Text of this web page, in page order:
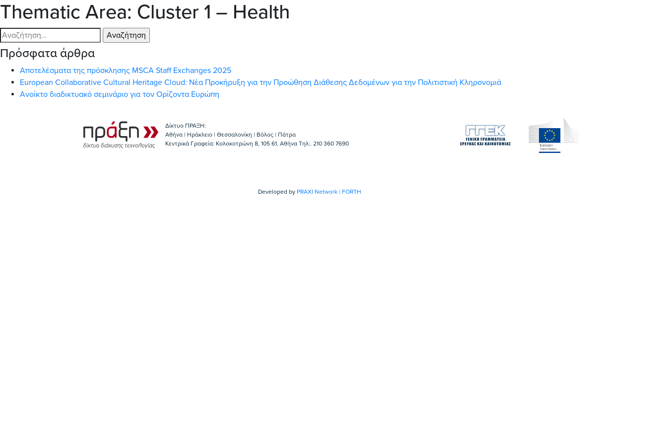
Thematic Area: Cluster 1 – Health
Αναζήτηση
για:
Πρόσφατα άρθρα
Αποτελέσματα της πρόσκλησης MSCA Staff Exchanges 2025
European Collaborative Cultural Heritage Cloud: Νέα Προκήρυξη για την Προώθηση Διάθεσης Δεδομένων για την Πολιτιστική Κληρονομιά
Ανοίκτο διαδικτυακό σεμινάριο για τον Ορίζοντα Ευρώπη
Δίκτυο ΠΡΑΞΗ:
Αθήνα | Ηράκλειο | Θεσσαλονίκη | Βόλος | Πάτρα
Κεντρικά Γραφεία: Kολοκοτρώνη 8, 105 61, Αθήνα Τηλ:. 210 360 7690
Developed by PRAXI Network | FORTH